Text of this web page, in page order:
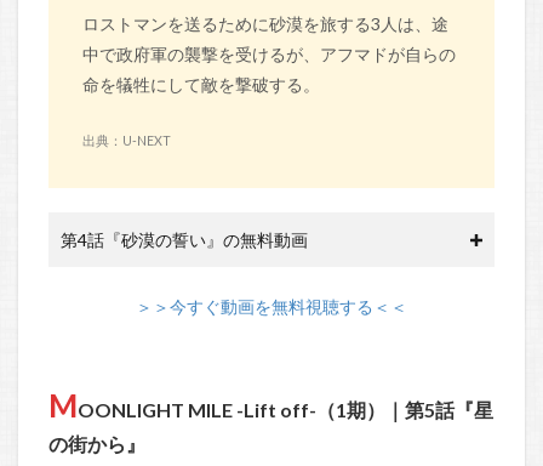
ロストマンを送るために砂漠を旅する3人は、途
中で政府軍の襲撃を受けるが、アフマドが自らの
命を犠牲にして敵を撃破する。
出典：U-NEXT
第4話『砂漠の誓い』の無料動画
＞＞今すぐ動画を無料視聴する＜＜
MOONLIGHT MILE -Lift off-（1期）｜第5話『星
の街から』